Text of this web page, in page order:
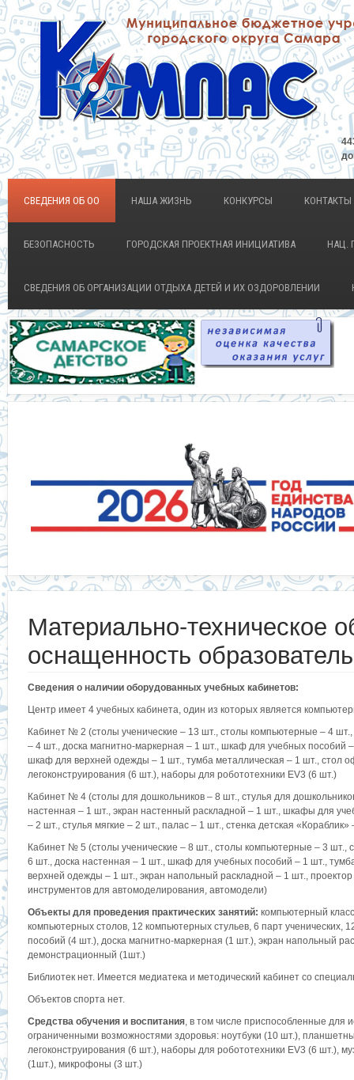
СВЕДЕНИЯ ОБ ОО НАША ЖИЗНЬ КОНКУРСЫ КОНТАКТЫ
БЕЗОПАСНОСТЬ ГОРОДСКАЯ ПРОЕКТНАЯ ИНИЦИАТИВА НАЦ.
СВЕДЕНИЯ ОБ ОРГАНИЗАЦИИ ОТДЫХА ДЕТЕЙ И ИХ ОЗДОРОВЛЕНИИ
Материально-техническое
оснащенность
Сведения о наличии оборудованных учебных кабинетов:
Центр имеет 4 учебных кабинета, один из которых является
Кабинет № 2 (столы ученические – 13 шт., столы компьютерные – 4 шт.,
– 4 шт., доска магнитно-маркерная – 1 шт., шкаф для учебных пособий
шкаф для верхней одежды – 1 шт., тумба металлическая – 1 шт., стол
легоконструирования (6 шт.), наборы для робототехники EV3 (6 шт.)
Кабинет № 4 (столы для дошкольников – 8 шт., стулья для
настенная – 1 шт., экран настенный раскладной – 1 шт., шкафы для
– 2 шт., стулья мягкие – 2 шт., палас – 1 шт., стенка детская
Кабинет № 5 (столы ученические – 8 шт., столы компьютерные – 3 шт.,
6 шт., доска настенная – 1 шт., шкаф для учебных пособий – 1 шт.,
верхней одежды – 1 шт., экран напольный раскладной – 1 шт.,
инструментов для автомоделирования, автомодели)
Объекты для проведения практических занятий: компьютерный
компьютерных столов, 12 компьютерных стульев, 6 парт ученических,
пособий (4 шт.), доска магнитно-маркерная (1 шт.), экран напольный
демонстрационный (1шт.)
Библиотек нет. Имеется медиатека и методический кабинет со
Объектов спорта нет.
Средства обучения и воспитания, в том числе приспособленные для
ограниченными возможностями здоровья: ноутбуки (10 шт.),
легоконструирования (6 шт.), наборы для робототехники EV3 (6 шт.),
(1шт.), микрофоны (3 шт.)